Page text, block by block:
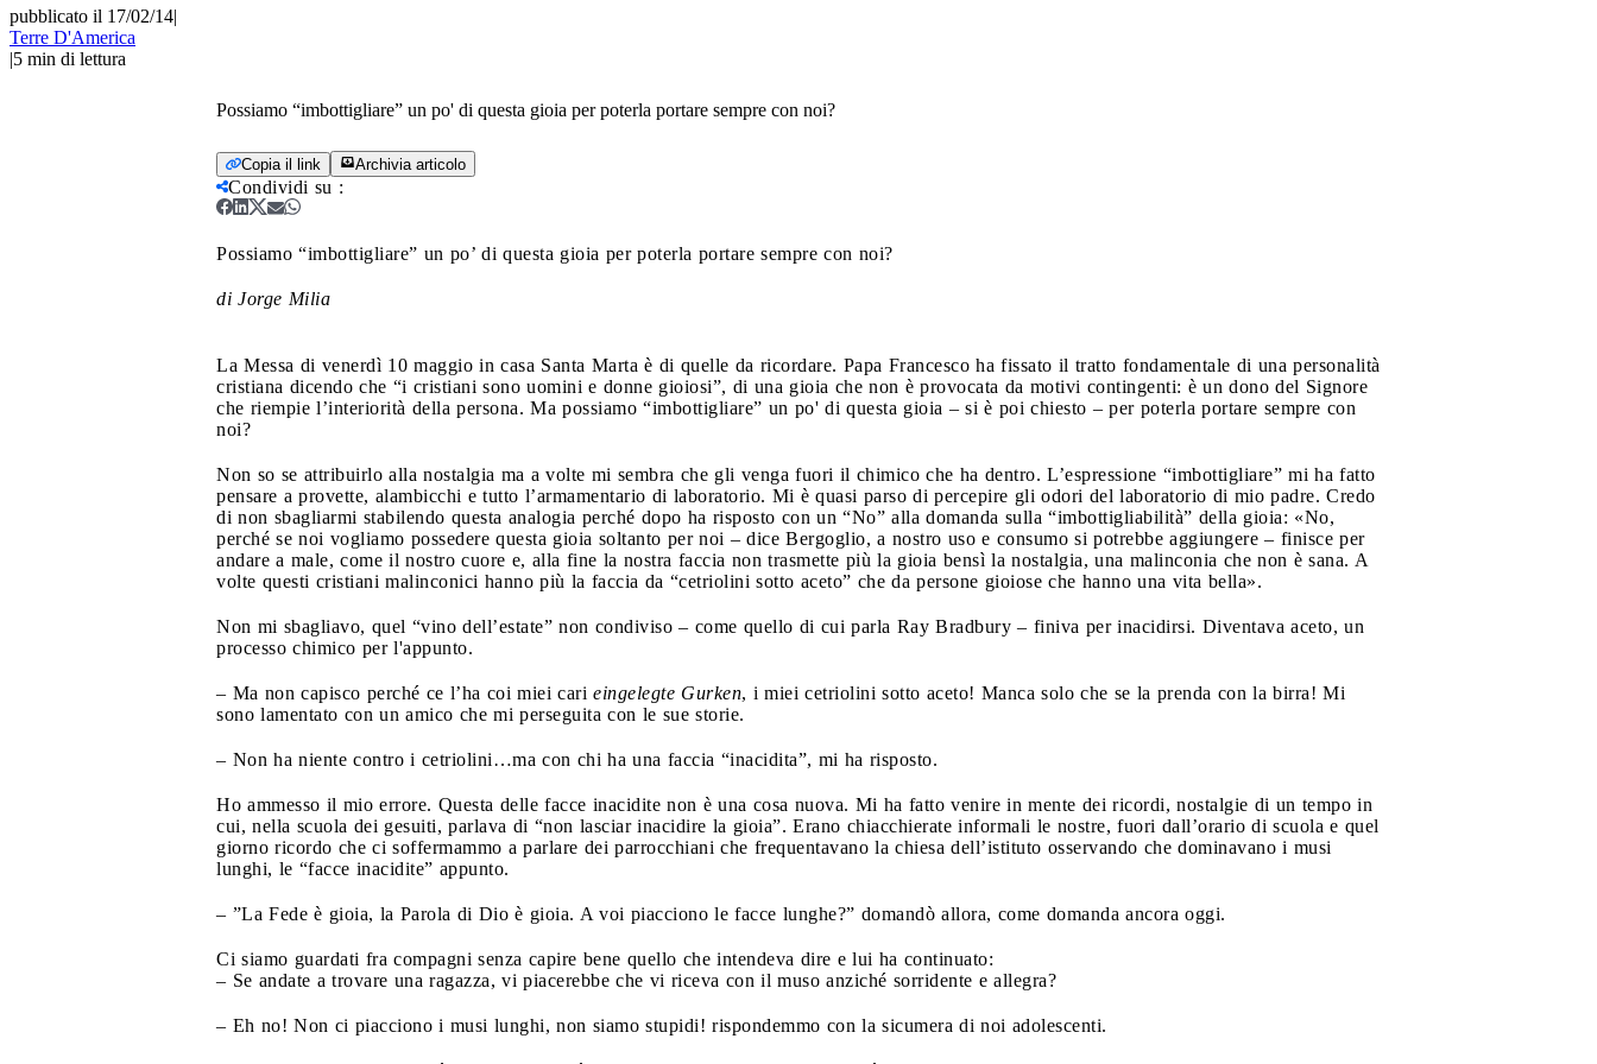
pubblicato il 17/02/14|
Terre D'America
|5 min di lettura
Possiamo “imbottigliare” un po' di questa gioia per poterla portare sempre con noi?
Copia il link Archivia articolo
Condividi su :
Possiamo “imbottigliare” un po’ di questa gioia per poterla portare sempre con noi?
di Jorge Milia
La Messa di venerdì 10 maggio in casa Santa Marta è di quelle da ricordare. Papa Francesco ha fissato il tratto fondamentale di una personalità
cristiana dicendo che “i cristiani sono uomini e donne gioiosi”, di una gioia che non è provocata da motivi contingenti: è un dono del Signore
che riempie l’interiorità della persona. Ma possiamo “imbottigliare” un po' di questa gioia – si è poi chiesto – per poterla portare sempre con
noi?
Non so se attribuirlo alla nostalgia ma a volte mi sembra che gli venga fuori il chimico che ha dentro. L’espressione “imbottigliare” mi ha fatto
pensare a provette, alambicchi e tutto l’armamentario di laboratorio. Mi è quasi parso di percepire gli odori del laboratorio di mio padre. Credo
di non sbagliarmi stabilendo questa analogia perché dopo ha risposto con un “No” alla domanda sulla “imbottigliabilità” della gioia: «No,
perché se noi vogliamo possedere questa gioia soltanto per noi – dice Bergoglio, a nostro uso e consumo si potrebbe aggiungere – finisce per
andare a male, come il nostro cuore e, alla fine la nostra faccia non trasmette più la gioia bensì la nostalgia, una malinconia che non è sana. A
volte questi cristiani malinconici hanno più la faccia da “cetriolini sotto aceto” che da persone gioiose che hanno una vita bella».
Non mi sbagliavo, quel “vino dell’estate” non condiviso – come quello di cui parla Ray Bradbury – finiva per inacidirsi. Diventava aceto, un
processo chimico per l'appunto.
– Ma non capisco perché ce l’ha coi miei cari eingelegte Gurken, i miei cetriolini sotto aceto! Manca solo che se la prenda con la birra! Mi
sono lamentato con un amico che mi perseguita con le sue storie.
– Non ha niente contro i cetriolini…ma con chi ha una faccia “inacidita”, mi ha risposto.
Ho ammesso il mio errore. Questa delle facce inacidite non è una cosa nuova. Mi ha fatto venire in mente dei ricordi, nostalgie di un tempo in
cui, nella scuola dei gesuiti, parlava di “non lasciar inacidire la gioia”. Erano chiacchierate informali le nostre, fuori dall’orario di scuola e quel
giorno ricordo che ci soffermammo a parlare dei parrocchiani che frequentavano la chiesa dell’istituto osservando che dominavano i musi
lunghi, le “facce inacidite” appunto.
– ”La Fede è gioia, la Parola di Dio è gioia. A voi piacciono le facce lunghe?” domandò allora, come domanda ancora oggi.
Ci siamo guardati fra compagni senza capire bene quello che intendeva dire e lui ha continuato:
– Se andate a trovare una ragazza, vi piacerebbe che vi riceva con il muso anziché sorridente e allegra?
– Eh no! Non ci piacciono i musi lunghi, non siamo stupidi! rispondemmo con la sicumera di noi adolescenti.